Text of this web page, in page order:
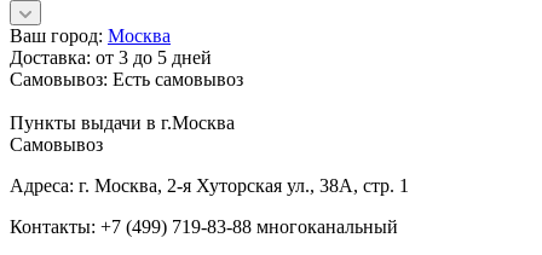
Ваш город: Москва
Доставка: от 3 до 5 дней
Самовывоз: Есть самовывоз
Пункты выдачи в г.Москва
Самовывоз
Адреса: г. Москва, 2-я Хуторская ул., 38А, стр. 1
Контакты: +7 (499) 719-83-88 многоканальный